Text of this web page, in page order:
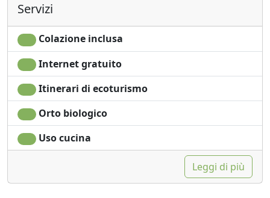
Servizi
Colazione inclusa
Internet gratuito
Itinerari di ecoturismo
Orto biologico
Uso cucina
Leggi di più